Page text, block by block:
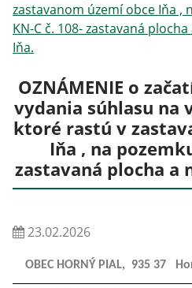
zastavanom území obce Iňa ,
KN-C č. 108- zastavaná
Iňa.
OZNÁMENIE o
vydania súhlasu na
ktoré rastú v
Iňa , na
zastavaná plocha a
23.02.2026
OBEC HORNÝ PIAL, 935 37